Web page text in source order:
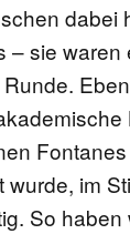
dabei
– sie waren
wurde, im
So haben